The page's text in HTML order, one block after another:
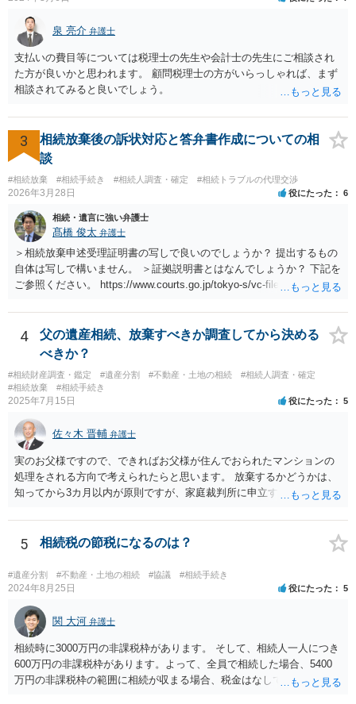
泉 亮介 弁護士
支払いの費目等については税理士の先生や会計士の先生にご相談され
た方が良いかと思われます。 顧問税理士の方がいらっしゃれば、まず
相談されてみると良いでしょう。
3
相続放棄後の訴状対応と答弁書作成についての相
談
#相続放棄 #相続手続き #相続人調査・確定 #相続トラブルの代理交渉
2026年3月28日 役にたった 6
相続・遺言に強い弁護士
髙橋 俊太 弁護士
＞相続放棄申述受理証明書の写しで良いのでしょうか？ 提出するもの
自体は写しで構いません。 ＞証拠説明書とはなんでしょうか？ 下記を
ご参照ください。 https://www.courts.go.jp/tokyo-s/vc-files/tokyo-s/file/
4
父の遺産相続、放棄すべきか調査してから決める
べきか？
#相続財産調査・鑑定 #遺産分割 #不動産・土地の相続
#相続人調査・確定
#相続放棄
#相続手続き
2025年7月15日 役にたった 5
佐々木 晋輔 弁護士
実のお父様ですので、できればお父様が住んでおられたマンションの
処理をされる方向で考えられたらと思います。 放棄するかどうかは、
知ってから3カ月以内が原則ですが、家庭裁判所に申立すれば3カ月の
放棄するかどうか決めることができます。 銀行やサラ金が数年も放置
することはありませんので、数年後に借金が発見される可能性はほぼ
ありません。 なお、私が扱った相続放棄を検討していた案件で、期間
伸長して調査したところ、サラ金に対する過払金など相当な財産が見
つかったため相続したという事例がありました。
5 相続税の節税になるのは？
#遺産分割 #不動産・土地の相続 #協議 #相続手続き
2024年8月25日 役にたった 5
関 大河 弁護士
相続時に3000万円の非課税枠があります。 そして、相続人一人につき
600万円の非課税枠があります。よって、全員で相続した場合、5400
万円の非課税枠の範囲に相続が収まる場合、税金はなしです。 一人が